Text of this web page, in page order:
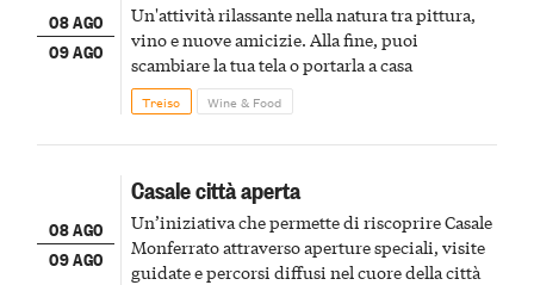
08 AGO
09 AGO
Un'attività rilassante nella natura tra pittura,
vino e nuove amicizie. Alla fine, puoi
scambiare la tua tela o portarla a casa
Treiso Wine & Food
08 AGO
09 AGO
Casale città aperta
Un’iniziativa che permette di riscoprire Casale
Monferrato attraverso aperture speciali, visite
guidate e percorsi diffusi nel cuore della città